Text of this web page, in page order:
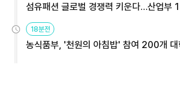
섬유패션 글로벌 경쟁력 키운다…산업부
18분전
농식품부, '천원의 아침밥' 참여 200개 대